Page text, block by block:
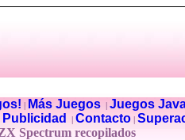
Más Juegos| Juegos
Publicidad Contacto
Spectrum recopilados